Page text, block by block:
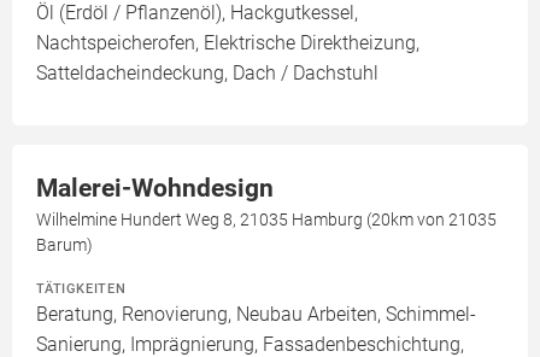
Öl (Erdöl / Pflanzenöl), Hackgutkessel,
Nachtspeicherofen, Elektrische Direktheizung,
Satteldacheindeckung, Dach / Dachstuhl
Malerei-Wohndesign
Wilhelmine Hundert Weg 8, 21035 Hamburg (20km von 21035
Barum)
TÄTIGKEITEN
Beratung, Renovierung, Neubau Arbeiten, Schimmel-
Sanierung, Imprägnierung, Fassadenbeschichtung,